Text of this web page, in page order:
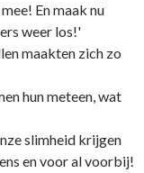
En maak nu
weer los!'
maakten zich zo
hun meteen, wat
slimheid krijgen
en voor al voorbij!